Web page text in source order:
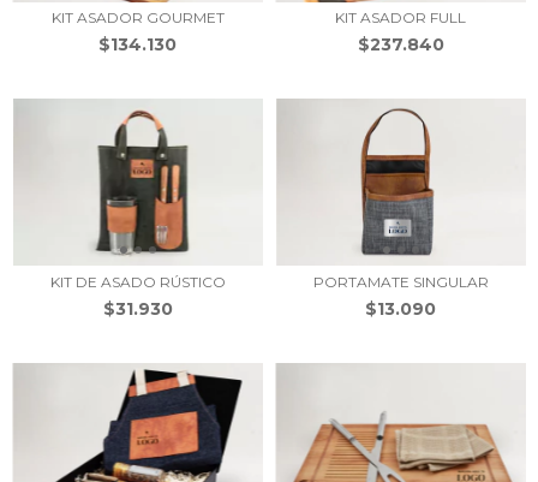
KIT ASADOR GOURMET
$134.130
KIT ASADOR FULL
$237.840
KIT DE ASADO RÚSTICO
$31.930
PORTAMATE SINGULAR
$13.090